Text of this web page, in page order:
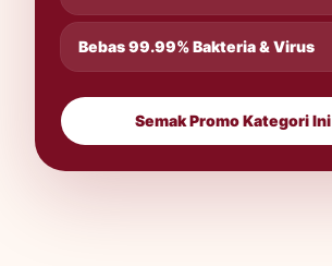
Bebas 99.99% Bakteria & Virus
Semak Promo Kategori Ini